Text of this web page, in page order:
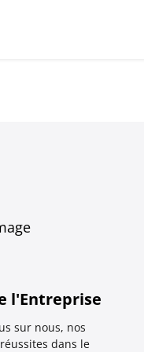
l'Entreprise
sur nous, nos
dans le